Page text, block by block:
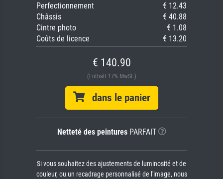
Perfectionnement
€ 12.43
Châssis
€ 40.88
Cintre photo
€ 1.08
Coûts de licence
€ 13.20
€ 140.90
(Enthält 17% MwSt.)
dans le panier
Netteté des peinturesPARFAIT
Si vous souhaitez des ajustements de luminosité et de
couleur, ou un recadrage personnalisé de l'image, nous